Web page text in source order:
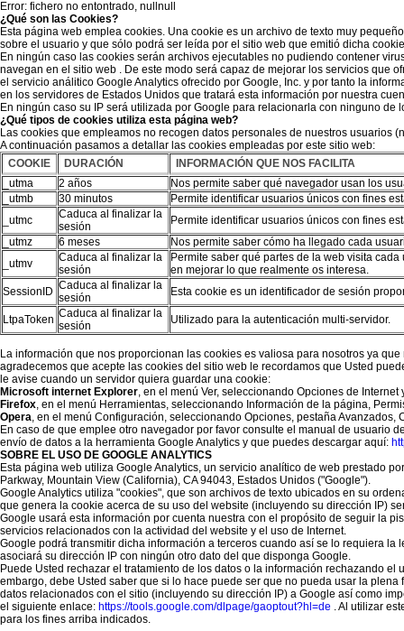
Error: fichero no entontrado, nullnull
¿Qué son las Cookies?
Esta página web emplea cookies. Una cookie es un archivo de texto muy
sobre el usuario y que sólo podrá ser leída por el sitio web que emitió dicha
En ningún caso las cookies serán archivos ejecutables no pudiendo contener
navegan en el sitio web . De este modo será capaz de mejorar los servicios que
el servicio análitico Google Analytics ofrecido por Google, Inc. y por tanto la
en los servidores de Estados Unidos que tratará esta información por nuestra
En ningún caso su IP será utilizada por Google para relacionarla con ninguno de
¿Qué tipos de cookies utiliza esta página web?
Las cookies que empleamos no recogen datos personales de nuestros usuarios
A continuación pasamos a detallar las cookies empleadas por este sitio web:
COOKIE
DURACIÓN
INFORMACIÓN QUE NOS FACILITA
_utma
2 años
Nos permite saber qué navegador usan los
_utmb
30 minutos
Permite identificar usuarios únicos con fines
_utmc
Caduca al finalizar la
sesión
Permite identificar usuarios únicos con fines
_utmz
6 meses
Nos permite saber cómo ha llegado cada
_utmv
Caduca al finalizar la
sesión
Permite saber qué partes de la web visita
en mejorar lo que realmente os interesa.
SessionID Caduca al finalizar la
sesión
Esta cookie es un identificador de sesión
LtpaToken Caduca al finalizar la
sesión
Utilizado para la autenticación multi-servidor.
La información que nos proporcionan las cookies es valiosa para nosotros ya
agradecemos que acepte las cookies del sitio web le recordamos que Usted
le avise cuando un servidor quiera guardar una cookie:
Microsoft internet Explorer, en el menú Ver, seleccionando Opciones de
Firefox, en el menú Herramientas, seleccionando Información de la página,
Opera, en el menú Configuración, seleccionando Opciones, pestaña Avanzados,
En caso de que emplee otro navegador por favor consulte el manual de usuario
envío de datos a la herramienta Google Analytics y que puedes descargar aquí:
SOBRE EL USO DE GOOGLE ANALYTICS
Esta página web utiliza Google Analytics, un servicio analítico de web prestado
Parkway, Mountain View (California), CA 94043, Estados Unidos ("Google").
Google Analytics utiliza "cookies", que son archivos de texto ubicados en su
que genera la cookie acerca de su uso del website (incluyendo su dirección IP)
Google usará esta información por cuenta nuestra con el propósito de seguir la
servicios relacionados con la actividad del website y el uso de Internet.
Google podrá transmitir dicha información a terceros cuando así se lo requiera
asociará su dirección IP con ningún otro dato del que disponga Google.
Puede Usted rechazar el tratamiento de los datos o la información rechazando
embargo, debe Usted saber que si lo hace puede ser que no pueda usar la
datos relacionados con el sitio (incluyendo su dirección IP) a Google así como
el siguiente enlace: https://tools.google.com/dlpage/gaoptout?hl=de . Al utilizar
para los fines arriba indicados.